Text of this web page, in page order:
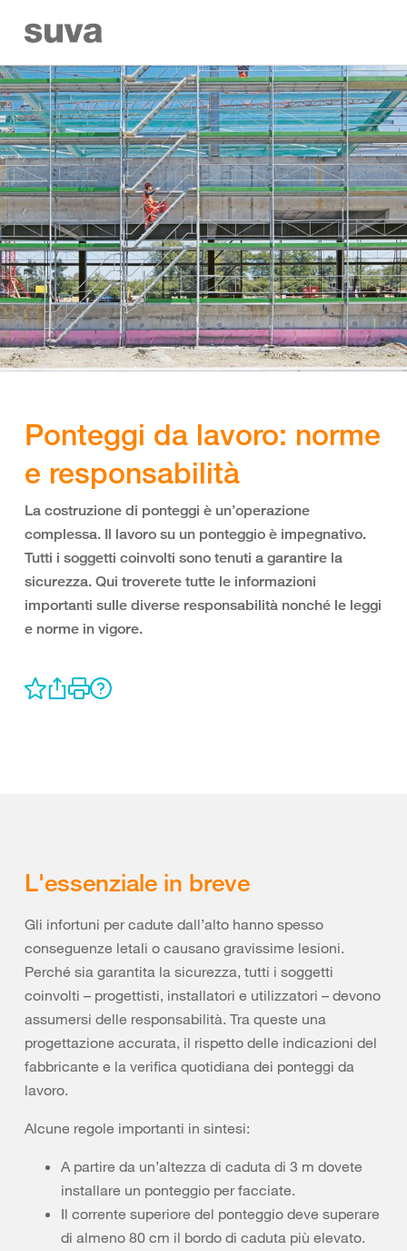
Ponteggi da lavoro: norme
e responsabilità
La costruzione di ponteggi è un’operazione
complessa. Il lavoro su un ponteggio è impegnativo.
Tutti i soggetti coinvolti sono tenuti a garantire la
sicurezza. Qui troverete tutte le informazioni
importanti sulle diverse responsabilità nonché le leggi
e norme in vigore.
L'essenziale in breve
Gli infortuni per cadute dall’alto hanno spesso
conseguenze letali o causano gravissime lesioni.
Perché sia garantita la sicurezza, tutti i soggetti
coinvolti – progettisti, installatori e utilizzatori – devono
assumersi delle responsabilità. Tra queste una
progettazione accurata, il rispetto delle indicazioni del
fabbricante e la verifica quotidiana dei ponteggi da
lavoro.
Alcune regole importanti in sintesi:
A partire da un’altezza di caduta di 3 m dovete
installare un ponteggio per facciate.
Il corrente superiore del ponteggio deve superare
di almeno 80 cm il bordo di caduta più elevato.